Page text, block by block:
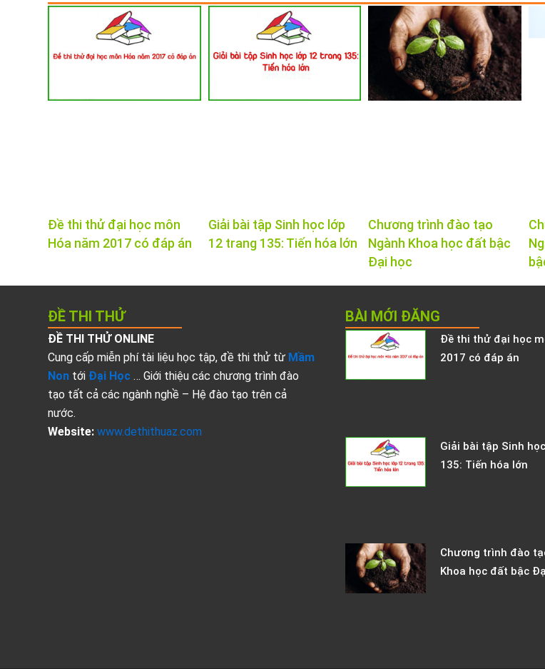
Đề thi thử đại học môn
Hóa năm 2017 có đáp án
Giải bài tập Sinh học lớp
12 trang 135: Tiến hóa lớn
Chương trình đào tạo
Ngành Khoa học đất bậc
Đại học
ĐỀ THI THỬ
ĐỀ THI THỬ ONLINE
Cung cấp miễn phí tài liệu học tập, đề thi thử từ Mầm
Non tới Đại Học … Giới thiệu các chương trình đào
tạo tất cả các ngành nghề – Hệ đào tạo trên cả
nước.
Website: www.dethithuaz.com
BÀI MỚI ĐĂNG
Đề thi thử đại học
2017 có đáp án
Giải bài tập Sinh
135: Tiến hóa lớn
Chương trình đào
Khoa học đất bậc